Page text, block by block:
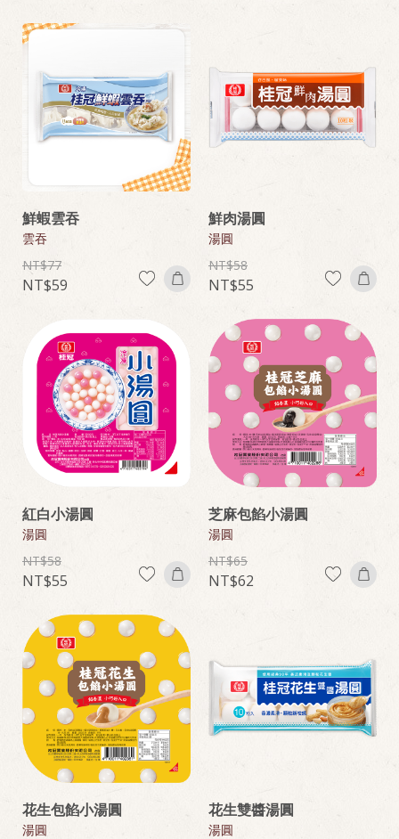
鮮蝦雲吞
雲吞
77
59
鮮肉湯圓
湯圓
58
55
紅白小湯圓
湯圓
58
55
芝麻包餡小湯圓
湯圓
65
62
花生包餡小湯圓
湯圓
花生雙醬湯圓
湯圓